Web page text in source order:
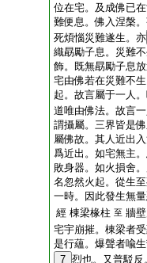
位在宅。及成佛已
難便息。佛入涅槃
死煩惱災難遂生。亦
織勗勵子息。災難
飾。既無勗勵子息
宅由佛若在災難不
起。故言屬于一人
道唯由佛法。故言
謂攝屬。三界皆是
屬佛故。其人近出
爲近出。如宅無主
敗身器。如火損舍
名忽然火起。從生
一時。因此發生無
經 棟梁椽柱 至 牆
宅宇崩摧。棟梁者
是行蘊。爆聲者喩
7 烈也。又普駁